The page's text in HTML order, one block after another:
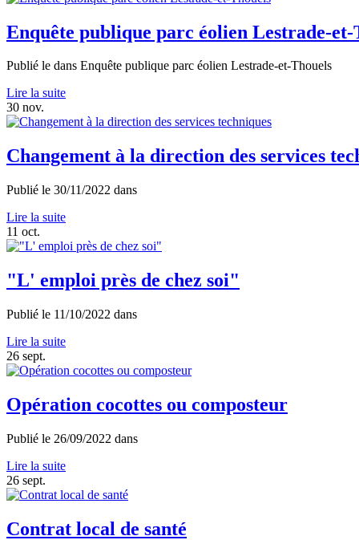
Enquête publique parc éolien Lestrade-et-
Publié le dans Enquête publique parc éolien Lestrade-et-Thouels
Lire la suite
30 nov.
Changement à la direction des services
Publié le 30/11/2022 dans
Lire la suite
11 oct.
"L' emploi près de chez soi"
Publié le 11/10/2022 dans
Lire la suite
26 sept.
Opération cocottes ou composteur
Publié le 26/09/2022 dans
Lire la suite
26 sept.
Contrat local de santé